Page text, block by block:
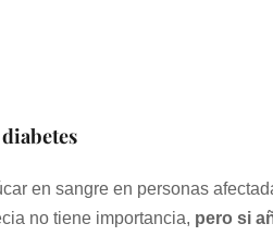
en sangre en personas
no tiene importancia, pero si